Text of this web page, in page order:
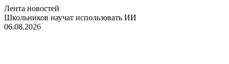
Лента новостей
Школьников научат использовать ИИ
06.08.2026